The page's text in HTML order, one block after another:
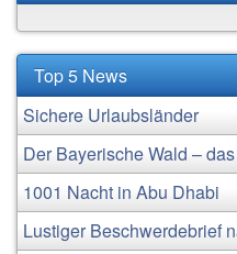
Top 5 News
Sichere Urlaubsländer
Der Bayerische Wald –
1001 Nacht in Abu Dhabi
Lustiger Beschwerdebrief